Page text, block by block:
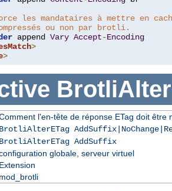
les mandataires à mettre en
ou non par brotli.
append Vary Accept-Encoding
>
>
l'en-tête de réponse ETag doit être
BrotliAlterETag
BrotliAlterETag AddSuffix
globale, serveur virtuel
Extension
mod_brotli